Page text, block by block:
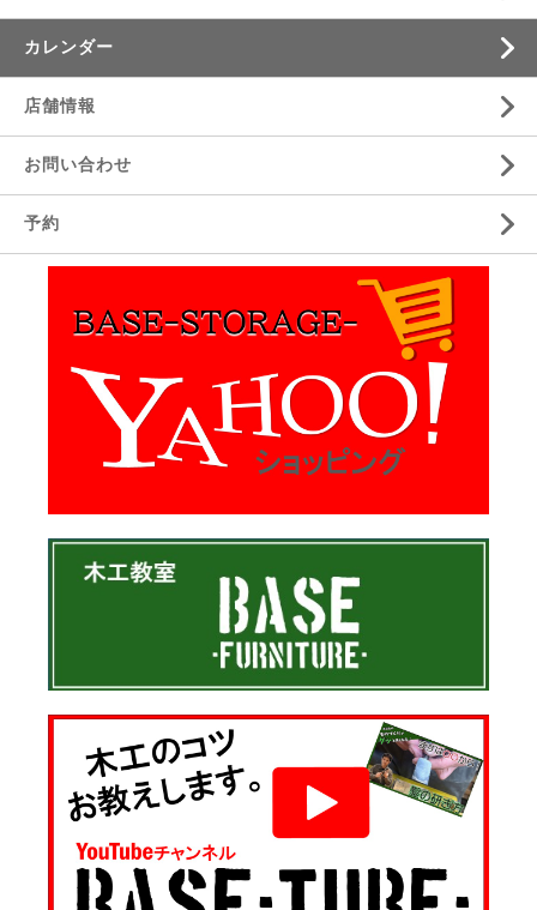
カレンダー
店舗情報
お問い合わせ
予約